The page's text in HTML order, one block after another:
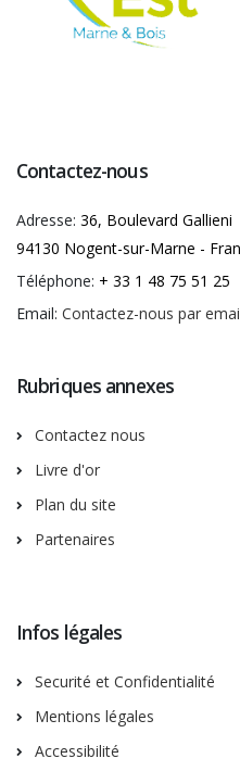
Contactez-nous
Adresse: 36, Boulevard Gallieni
94130 Nogent-sur-Marne -
Téléphone: + 33 1 48 75 51 25
Email: Contactez-nous par
Rubriques annexes
Contactez nous
Livre d'or
Plan du site
Partenaires
Infos légales
Securité et Confidentialité
Mentions légales
Accessibilité